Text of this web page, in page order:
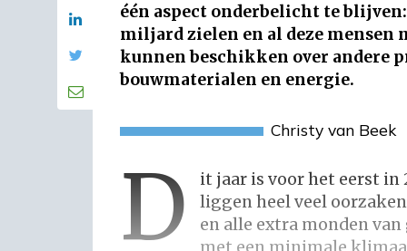
één aspect onderbelicht te
miljard zielen en al deze mensen
kunnen beschikken over andere
bouwmaterialen en energie.
Christy van Beek
d
Dit jaar is voor het eerst
liggen heel veel
en alle extra monden